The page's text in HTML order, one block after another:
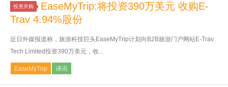
投资并购
EaseMyTrip:将投资390万美元 收购E-
Trav 4.94%股份
近日外媒报道称，旅游科技巨头EaseMyTrip计划向B2B旅游门户网站E-Trav
Tech Limited投资390万美元，收...
EaseMyTrip 译讯